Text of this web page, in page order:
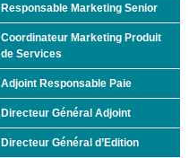
Responsable Marketing Senior
Coordinateur Marketing Produit
de Services
Adjoint Responsable Paie
Directeur Général Adjoint
Directeur Général d’Edition